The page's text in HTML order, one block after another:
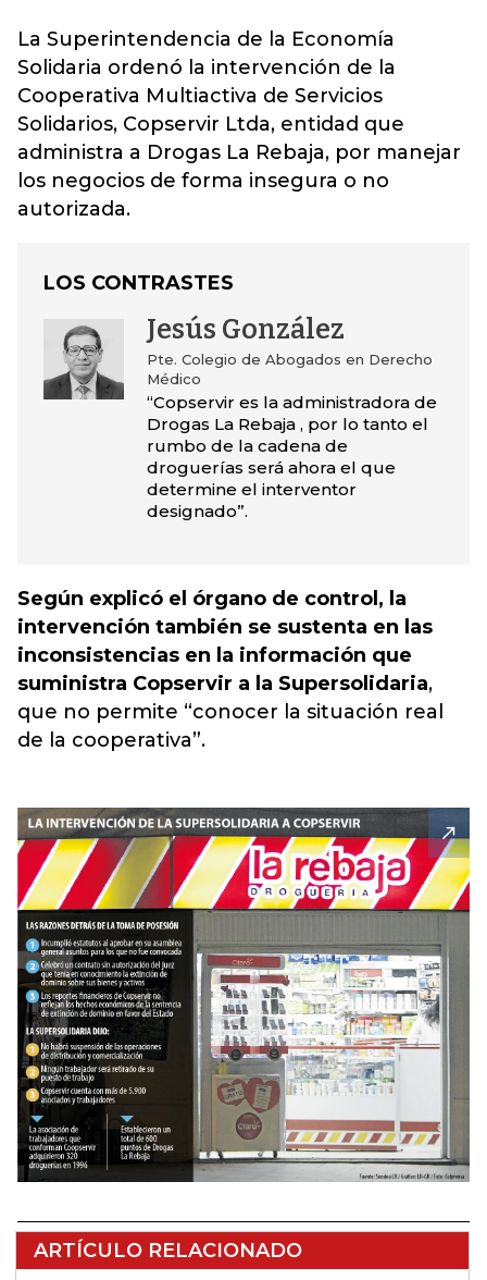
La Superintendencia de la Economía
Solidaria ordenó la intervención de la
Cooperativa Multiactiva de Servicios
Solidarios, Copservir Ltda, entidad que
administra a Drogas La Rebaja, por manejar
los negocios de forma insegura o no
autorizada.
LOS CONTRASTES
Jesús González
Pte. Colegio de Abogados en Derecho
Médico
“Copservir es la administradora de
Drogas La Rebaja , por lo tanto el
rumbo de la cadena de
droguerías será ahora el que
determine el interventor
designado”.
Según explicó el órgano de control, la
intervención también se sustenta en las
inconsistencias en la información que
suministra Copservir a la Supersolidaria,
que no permite “conocer la situación real
de la cooperativa”.
ARTÍCULO RELACIONADO